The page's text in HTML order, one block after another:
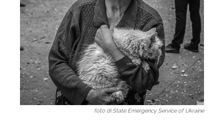
foto di State Emergency Service of Ukraine